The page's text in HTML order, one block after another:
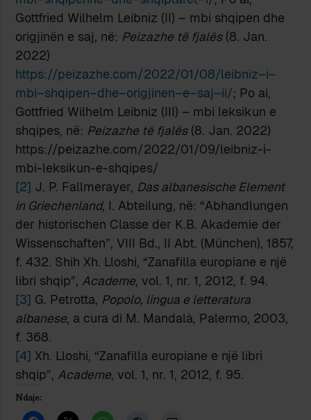
Gottfried Wilhelm Leibniz (II) – mbi shqipen dhe
origjinën e saj, në: Peizazhe të fjalës(8. Jan.
2022)
https://peizazhe.com/2022/01/08/leibniz–i–
mbi–shqipen–dhe–origjinen–e–saj–ii/; Po ai,
Gottfried Wilhelm Leibniz (III) – mbi leksikun e
shqipes, në: Peizazhe të fjalës(8. Jan. 2022)
https://peizazhe.com/2022/01/09/leibniz-i-
mbi-leksikun-e-shqipes/
[2] J. P. Fallmerayer, Das albanesische Element
in Griechenland, I. Abteilung, në: “Abhandlungen
der historischen Classe der K.B. Akademie der
Wissenschaften”, VIII Bd., II Abt. (München), 1857,
f. 432. Shih Xh. Lloshi, “Zanafilla europiane e një
libri shqip”, Academe, vol. 1, nr. 1, 2012, f. 94.
[3] G. Petrotta, Popolo, lingua e letteratura
albanese, a cura di M. Mandalà, Palermo, 2003,
f. 368.
[4] Xh. Lloshi, “Zanafilla europiane e një libri
shqip”, Academe, vol. 1, nr. 1, 2012, f. 95.
Ndaje: